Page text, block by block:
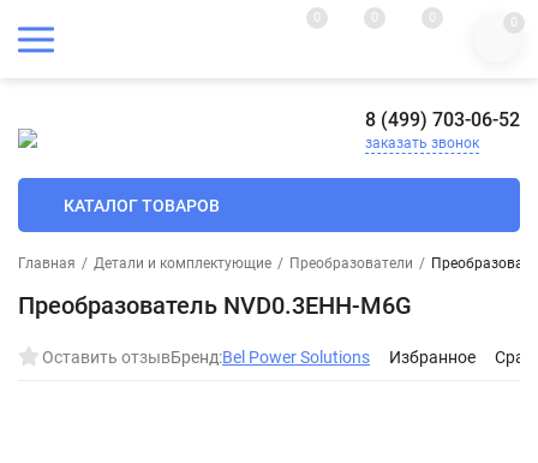
0 0 0 0
8 (499) 703-06-52
заказать звонок
КАТАЛОГ ТОВАРОВ
Главная / Детали и комплектующие / Преобразователи /
Преобразователь NVD0.3EHH-M6G
Оставить отзывБренд:Bel Power Solutions Избранное